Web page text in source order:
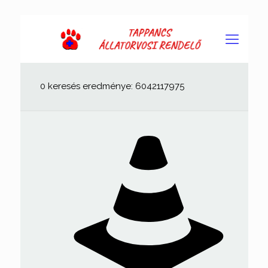
0 keresés eredménye: 6042117975